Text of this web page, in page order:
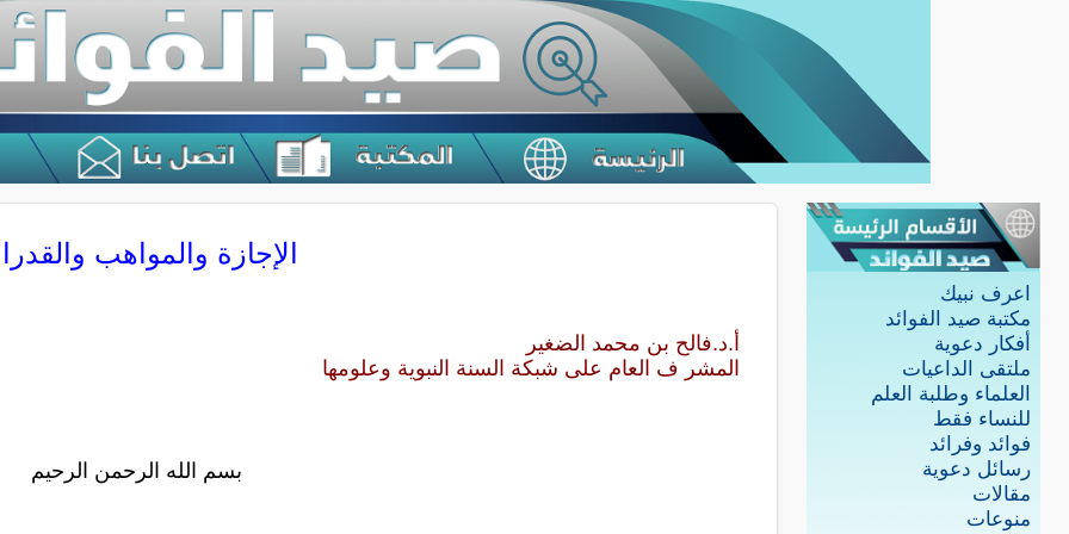
اعرف نبيك
مكتبة صيد الفوائد
أفكار دعوية
ملتقى الداعيات
العلماء وطلبة العلم
للنساء فقط
فوائد وفرائد
رسائل دعوية
مقالات
منوعات
الإجازة والمواهب
أ.د.فالح بن محمد الضغير
المشر ف العام على شبكة السنة النبوية وعلومها
بسم الله الرحمن الرحيم